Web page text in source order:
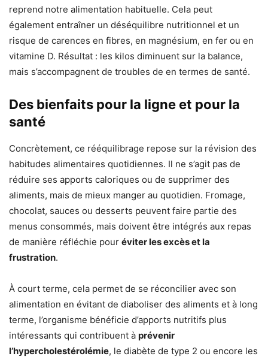
reprend notre alimentation habituelle. Cela peut
également entraîner un déséquilibre nutritionnel et un
risque de carences en fibres, en magnésium, en fer ou en
vitamine D. Résultat : les kilos diminuent sur la balance,
mais s’accompagnent de troubles de en termes de santé.
Des bienfaits pour la ligne et pour la
santé
Concrètement, ce rééquilibrage repose sur la révision des
habitudes alimentaires quotidiennes. Il ne s’agit pas de
réduire ses apports caloriques ou de supprimer des
aliments, mais de mieux manger au quotidien. Fromage,
chocolat, sauces ou desserts peuvent faire partie des
menus consommés, mais doivent être intégrés aux repas
de manière réfléchie pour éviter les excès et la
frustration.
À court terme, cela permet de se réconcilier avec son
alimentation en évitant de diaboliser des aliments et à long
terme, l’organisme bénéficie d’apports nutritifs plus
intéressants qui contribuent à prévenir
l’hypercholestérolémie, le diabète de type 2 ou encore les